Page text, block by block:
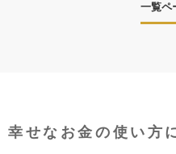
一覧ペ
幸せなお金の使い方